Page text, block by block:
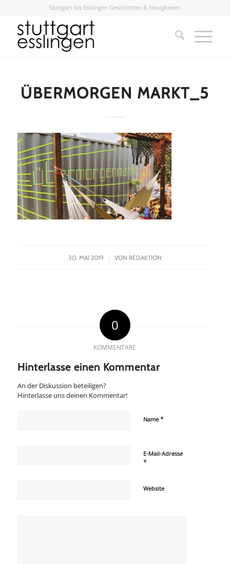
Stuttgart bis Esslingen Geschichten & Neuigkeiten
ÜBERMORGEN MARKT_5
30. MAI 2019
/ VON REDAKTION
0
KOMMENTARE
Hinterlasse einen Kommentar
An der Diskussion beteiligen?
Hinterlasse uns deinen Kommentar!
Name *
E-Mail-Adresse
*
Website